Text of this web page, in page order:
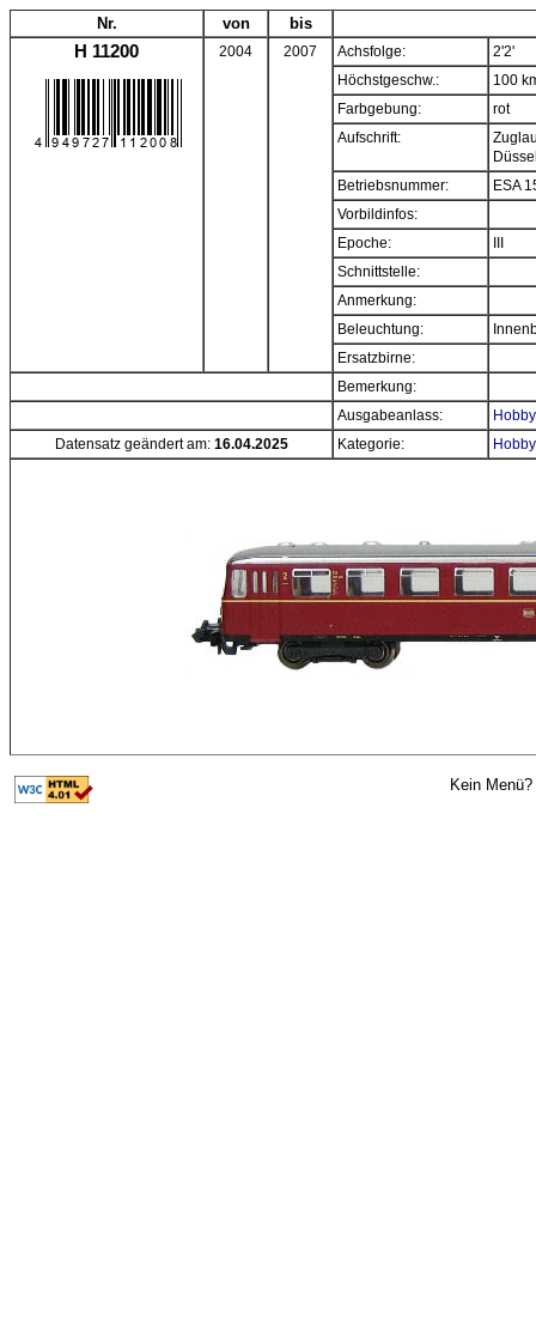
Nr. von bis
H 11200 2004 2007 Achsfolge:
2'2'
Höchstgeschw.:
100
Farbgebung:
rot
Aufschrift:
Betriebsnummer:
ESA
Vorbildinfos:
Epoche:
Schnittstelle:
Anmerkung:
Beleuchtung:
Ersatzbirne:
Bemerkung:
Ausgabeanlass:
Datensatz geändert am: 16.04.2025 Kategorie:
Kein